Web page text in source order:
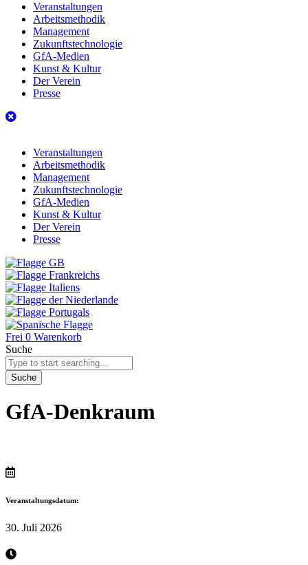
Veranstaltungen
Arbeitsmethodik
Management
Zukunftstechnologie
GfA-Medien
Kunst & Kultur
Der Verein
Presse
Veranstaltungen
Arbeitsmethodik
Management
Zukunftstechnologie
GfA-Medien
Kunst & Kultur
Der Verein
Presse
Frei 0 Warenkorb
Suche
Suche
GfA-Denkraum
Veranstaltungsdatum:
30. Juli 2026